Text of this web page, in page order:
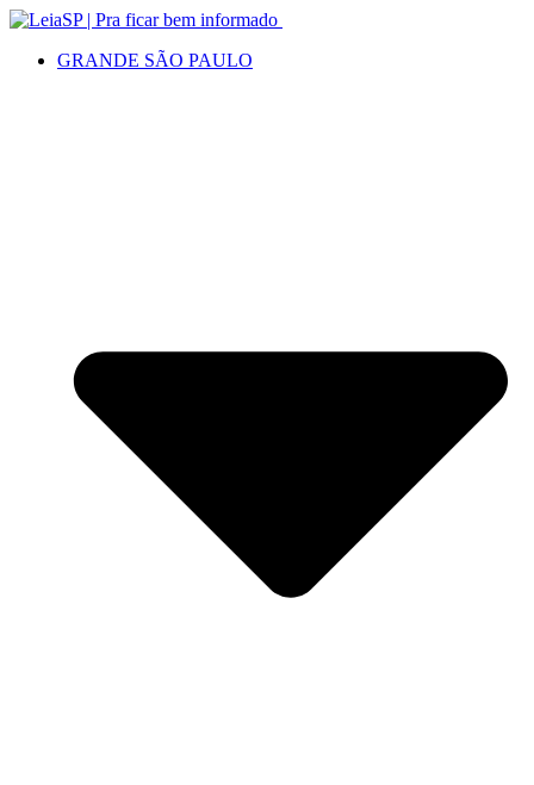
GRANDE SÃO PAULO